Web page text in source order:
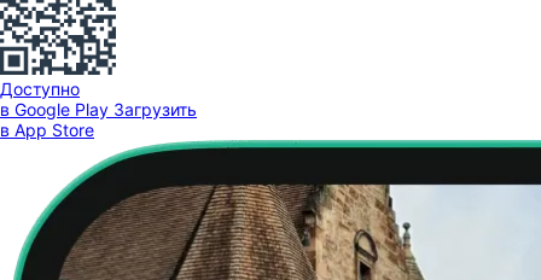
Доступно
в Google Play Загрузить
в App Store